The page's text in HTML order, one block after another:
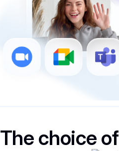
The choice of